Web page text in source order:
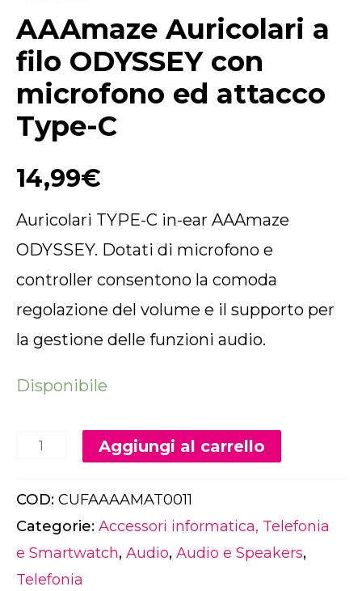
AAAmaze Auricolari a
filo ODYSSEY con
microfono ed attacco
Type-C
14,99€
Auricolari TYPE-C in-ear AAAmaze
ODYSSEY. Dotati di microfono e
controller consentono la comoda
regolazione del volume e il supporto per
la gestione delle funzioni audio.
Disponibile
Aggiungi al carrello
COD: CUFAAAAMAT0011
Categorie: Accessori informatica, Telefonia
e Smartwatch, Audio, Audio e Speakers,
Telefonia